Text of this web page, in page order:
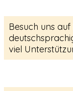
Besuch uns
viel